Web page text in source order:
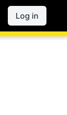
Log in